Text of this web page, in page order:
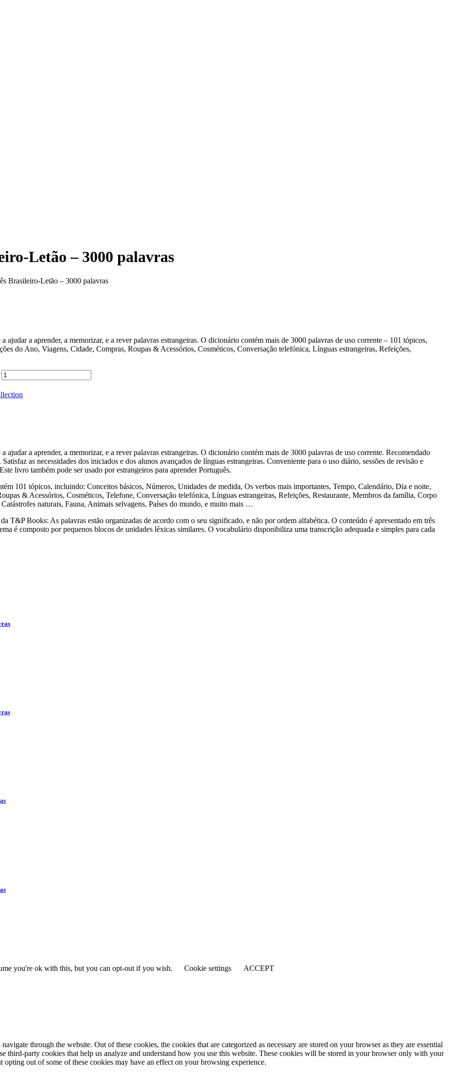
Letão – 3000 palavras
Brasileiro-Letão – 3000 palavras
a aprender, a memorizar, e a rever palavras estrangeiras. O dicionário contém mais de 3000 palavras de uso corrente – 101 tópicos,
do Ano, Viagens, Cidade, Compras, Roupas & Acessórios, Cosméticos, Conversação telefónica, Línguas estrangeiras, Refeições,
a aprender, a memorizar, e a rever palavras estrangeiras. O dicionário contém mais de 3000 palavras de uso corrente. Recomendado
as necessidades dos iniciados e dos alunos avançados de línguas estrangeiras. Conveniente para o uso diário, sessões de revisão e
livro também pode ser usado por estrangeiros para aprender Português.
101 tópicos, incluindo: Conceitos básicos, Números, Unidades de medida, Os verbos mais importantes, Tempo, Calendário, Dia e noite,
& Acessórios, Cosméticos, Telefone, Conversação telefónica, Línguas estrangeiras, Refeições, Restaurante, Membros da família, Corpo
naturais, Fauna, Animais selvagens, Países do mundo, e muito mais …
Books: As palavras estão organizadas de acordo com o seu significado, e não por ordem alfabética. O conteúdo é apresentado em três
é composto por pequenos blocos de unidades léxicas similares. O vocabulário disponibiliza uma transcrição adequada e simples para cada
you're ok with this, but you can opt-out if you wish. Cookie settings
ACCEPT
through the website. Out of these cookies, the cookies that are categorized as necessary are stored on your browser as they are essential
third-party cookies that help us analyze and understand how you use this website. These cookies will be stored in your browser only with your
out of some of these cookies may have an effect on your browsing experience.